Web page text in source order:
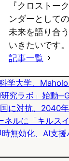
『クロストー
ンダーとして
未来を語り合
いきたいです。
記事一覧
学大学、
究ラボ」始動
に対抗、2040
ネルに「キルス
無効化、AI支援